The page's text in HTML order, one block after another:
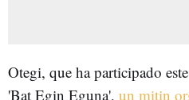
Otegi, que ha participado
'Bat Egin Eguna', un mitin